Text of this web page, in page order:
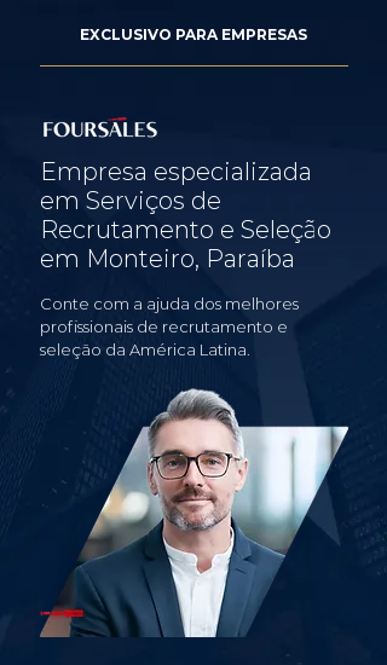
EXCLUSIVO PARA EMPRESAS
Empresa especializada
em Serviços de
Recrutamento e Seleção
em Monteiro, Paraíba
Conte com a ajuda dos melhores
profissionais de recrutamento e
seleção da América Latina.